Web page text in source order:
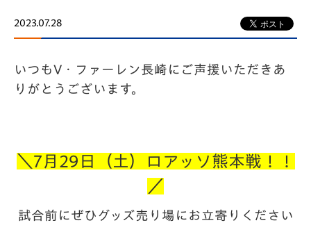
2023.07.28
いつもV・ファーレン長崎にご声援いただきあ
りがとうございます。
＼7月29日（土）ロアッソ熊本戦！！
／
試合前にぜひグッズ売り場に お立寄りください